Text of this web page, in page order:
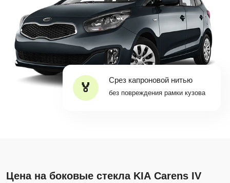
Срез капроновой нитью
без повреждения рамки кузова
Цена на боковые стекла KIA Carens IV